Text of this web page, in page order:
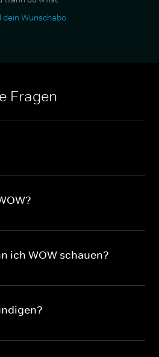
dein Wunschabo
Fragen
ich WOW schauen?